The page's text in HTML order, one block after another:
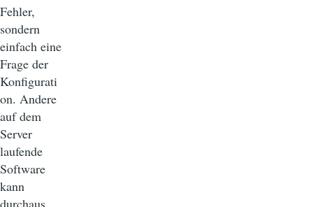
Fehler,
sondern
einfach eine
Frage der
Konfigurati
on. Andere
auf dem
Server
laufende
Software
kann
durchaus